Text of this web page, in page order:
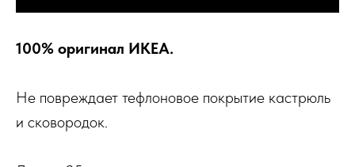
100% оригинал ИКЕА.
Не повреждает тефлоновое покрытие кастрюль
и сковородок.